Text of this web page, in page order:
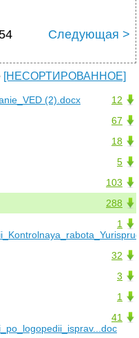
Следующая >
[НЕСОРТИРОВАННОЕ]
12
(2).docx
67
18
5
103
288
1
32
3
1
41